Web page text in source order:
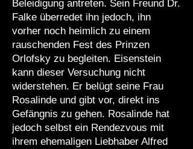
Beleidigung antreten. Sein Freund Dr.
Falke überredet ihn jedoch, ihn
vorher noch heimlich zu einem
rauschenden Fest des Prinzen
Orlofsky zu begleiten. Eisenstein
kann dieser Versuchung nicht
widerstehen. Er belügt seine Frau
Rosalinde und gibt vor, direkt ins
Gefängnis zu gehen. Rosalinde hat
jedoch selbst ein Rendezvous mit
ihrem ehemaligen Liebhaber Alfred